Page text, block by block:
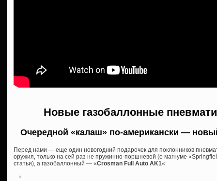
Новые газобаллонные
Очередной «калаш» по-американски —
Перед нами — еще один новогодний подарочек для поклонников
оружия, только на сей раз не пружинно-поршневой (о магнуме
статьи), а газобаллонный — «Crosman Full Auto AK1«: